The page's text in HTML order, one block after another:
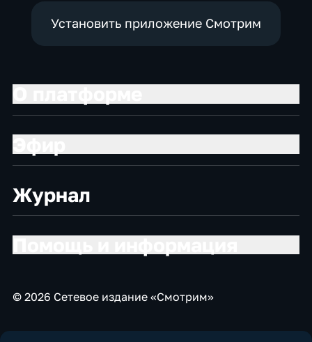
Установить приложение Смотрим
Журнал
© 2026 Сетевое издание «Смотрим»